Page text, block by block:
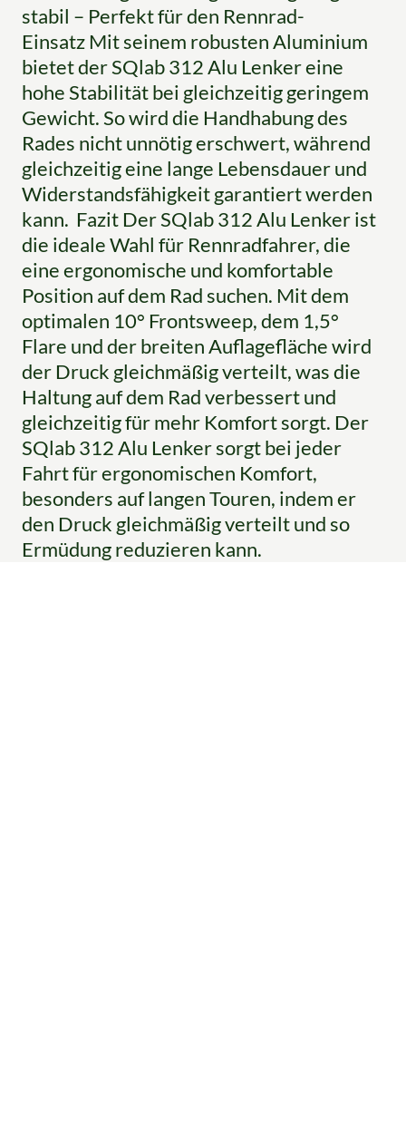
stabil – Perfekt für den Rennrad-
Einsatz Mit seinem robusten Aluminium
bietet der SQlab 312 Alu Lenker eine
hohe Stabilität bei gleichzeitig geringem
Gewicht. So wird die Handhabung des
Rades nicht unnötig erschwert, während
gleichzeitig eine lange Lebensdauer und
Widerstandsfähigkeit garantiert werden
kann. Fazit Der SQlab 312 Alu Lenker ist
die ideale Wahl für Rennradfahrer, die
eine ergonomische und komfortable
Position auf dem Rad suchen. Mit dem
optimalen 10° Frontsweep, dem 1,5°
Flare und der breiten Auflagefläche wird
der Druck gleichmäßig verteilt, was die
Haltung auf dem Rad verbessert und
gleichzeitig für mehr Komfort sorgt. Der
SQlab 312 Alu Lenker sorgt bei jeder
Fahrt für ergonomischen Komfort,
besonders auf langen Touren, indem er
den Druck gleichmäßig verteilt und so
Ermüdung reduzieren kann.